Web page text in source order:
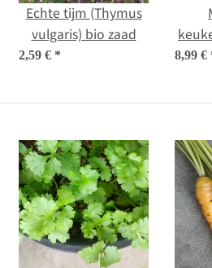
Echte tijm (Thymus
vulgaris) bio zaad
2,59 € *
de
8,99 €